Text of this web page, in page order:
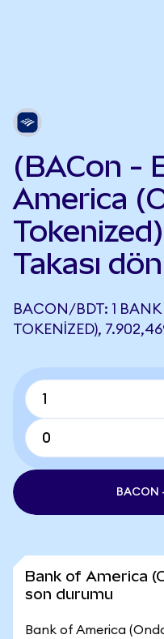
(BACon -
America
Takası
BACON/BDT: 1
TOKENIZED),
BACON
Bank of America
son durumu
Bank of America